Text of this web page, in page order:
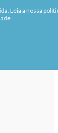
Leia a nossa